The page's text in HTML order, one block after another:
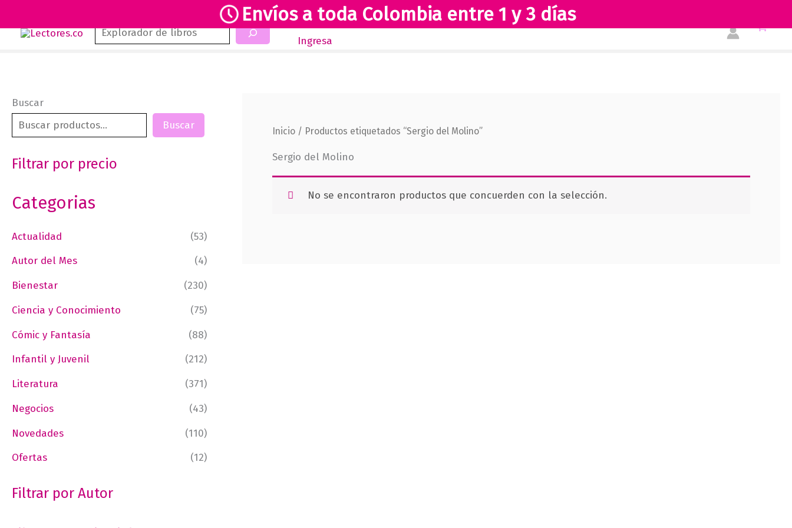
Envíos a toda Colombia entre 1 y 3 días
Buscar Inicio Novedades Revista Club Lectores Tienda
Ingresa
Buscar
Buscar
Filtrar por precio
Categorias
Actualidad
(53)
Autor del Mes
(4)
Bienestar
(230)
Ciencia y Conocimiento
(75)
Cómic y Fantasía
(88)
Infantil y Juvenil
(212)
Literatura
(371)
Negocios
(43)
Novedades
(110)
Ofertas
(12)
Filtrar por Autor
Inicio / Productos etiquetados “Sergio del Molino”
Sergio del Molino
No se encontraron productos que concuerden con la selección.